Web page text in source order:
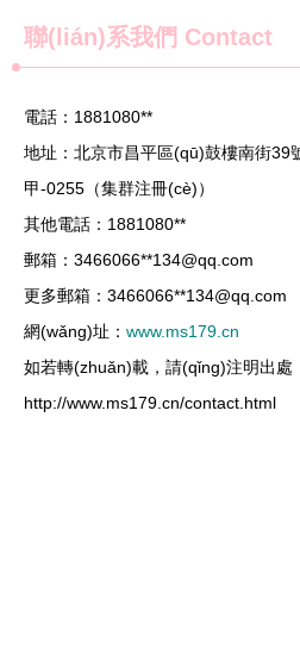
聯(lián)系我們 Contact
電話：1881080**
地址：北京市昌平區(qū)鼓樓南街39
甲-0255（集群注冊(cè)）
其他電話：1881080**
郵箱：3466066**134@qq.com
更多郵箱：3466066**134@qq.com
網(wǎng)址： www.ms179.cn
如若轉(zhuǎn)載，請(qǐng)注明出處
http://www.ms179.cn/contact.html